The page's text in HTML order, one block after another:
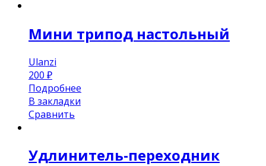
Мини трипод настольный
Ulanzi
200 ₽
Подробнее
В закладки
Сравнить
Удлинитель-переходник